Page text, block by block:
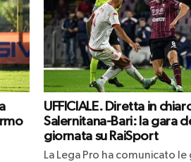
UFFICIALE. Diretta in
Salernitana-Bari: la gara
giornata su RaiSport
La Lega Pro ha comunicato le